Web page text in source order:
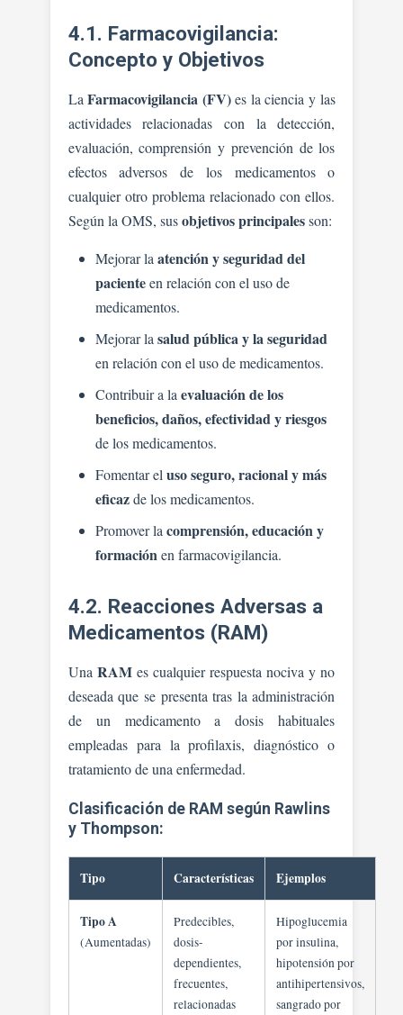
4.1. Farmacovigilancia:
Concepto y Objetivos
LaFarmacovigilancia (FV)es la ciencia y las
actividades relacionadas con la detección,
evaluación, comprensión y prevención de los
efectos adversos de los medicamentos o
cualquier otro problema relacionado con ellos.
Según la OMS, susobjetivos principalesson:
Mejorar la atención y seguridad del
pacienteen relación con el uso de
medicamentos.
Mejorar la salud pública y la seguridad
en relación con el uso de medicamentos.
Contribuir a la evaluación de los
beneficios, daños, efectividad y riesgos
de los medicamentos.
Fomentar el uso seguro, racional y más
eficazde los medicamentos.
Promover la comprensión, educación y
formación en farmacovigilancia.
4.2. Reacciones Adversas a
Medicamentos (RAM)
Una RAMes cualquier respuesta nociva y no
deseada que se presenta tras la administración
de un medicamento a dosis habituales
empleadas para la profilaxis, diagnóstico o
tratamiento de una enfermedad.
Clasificación de RAM según Rawlins
y Thompson:
Tipo Características Ejemplos
Tipo A
(Aumentadas)
Predecibles,
dosis-
dependientes,
frecuentes,
relacionadas
Hipoglucemia
por insulina,
hipotensión por
antihipertensivos,
sangrado por